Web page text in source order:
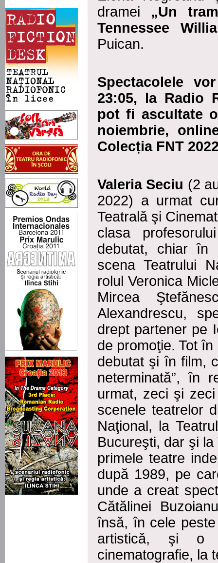
dramei „Un
Tennessee
Puican.
Spectacolele
23:05, la Radio
pot fi ascultate
noiembrie,
Colecția FNT
Valeria Seciu (2
2022) a urmat
Teatrală şi
clasa
debutat, chiar în
scena Teatrului
rolul Veronica
Mircea
Alexandrescu,
drept partener pe
de promoţie. Tot
debutat şi în film,
neterminată”, în
urmat, zeci şi
scenele teatrelor
Naţional, la
Bucureşti, dar şi
primele teatre
după 1989, pe
unde a creat
Cătălinei
însă, în cele
artistică, şi o
cinematografie, la